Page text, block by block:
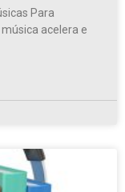
Para
acelera e